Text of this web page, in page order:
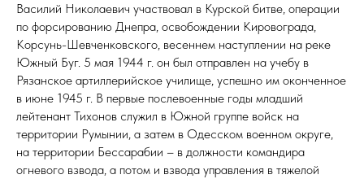
Василий Николаевич участвовал в Курской битве, операции
по форсированию Днепра, освобождении Кировограда,
Корсунь-Шевченковского, весеннем наступлении на реке
Южный Буг. 5 мая 1944 г. он был отправлен на учебу в
Рязанское артиллерийское училище, успешно им оконченное
в июне 1945 г. В первые послевоенные годы младший
лейтенант Тихонов служил в Южной группе войск на
территории Румынии, а затем в Одесском военном округе,
на территории Бессарабии – в должности командира
огневого взвода, а потом и взвода управления в тяжелой